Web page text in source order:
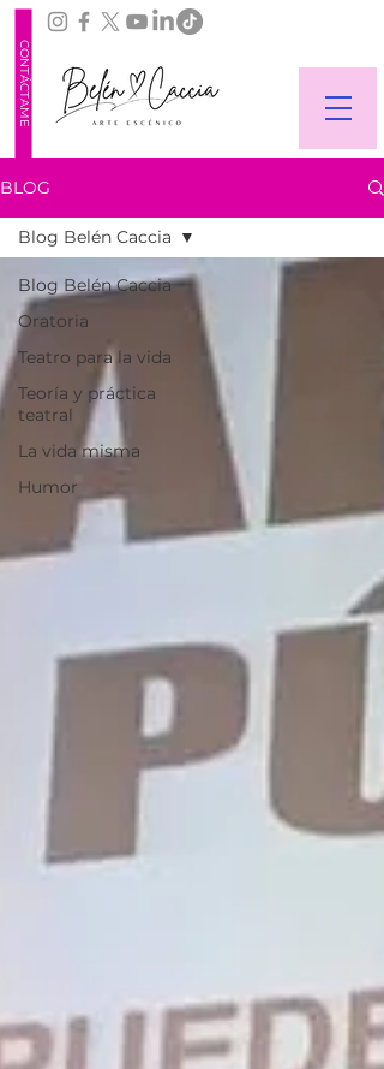
CONTÁCTAME
BLOG
Blog Belén Caccia
Oratoria
Teatro para la vida
Teoría y práctica
teatral
La vida misma
Humor
Blog Belén Caccia